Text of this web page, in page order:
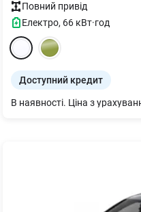
Повний привід
Електро, 66 кВт·год
Доступний кредит